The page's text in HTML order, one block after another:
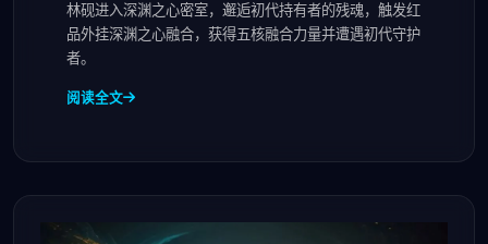
林砚进入深渊之心密室，邂逅初代持有者的残魂，触发红
品外挂深渊之心融合，获得五核融合力量并遭遇初代守护
者。
阅读全文